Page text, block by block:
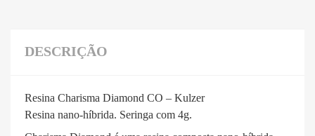
DESCRIÇÃO
Resina Charisma Diamond CO – Kulzer
Resina nano-híbrida. Seringa com 4g.